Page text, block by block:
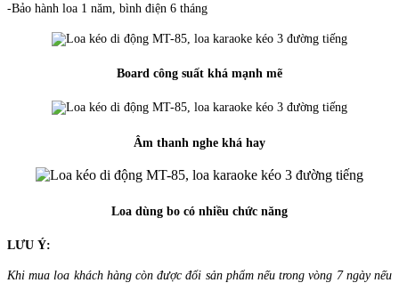
-Bảo hành loa 1 năm, bình điện 6 tháng
Board công suất khá mạnh mẽ
Âm thanh nghe khá hay
Loa dùng bo có nhiều chức năng
LƯU Ý:
Khi mua loa khách hàng còn được đổi sản phẩm nếu trong vòng 7 ngày nếu